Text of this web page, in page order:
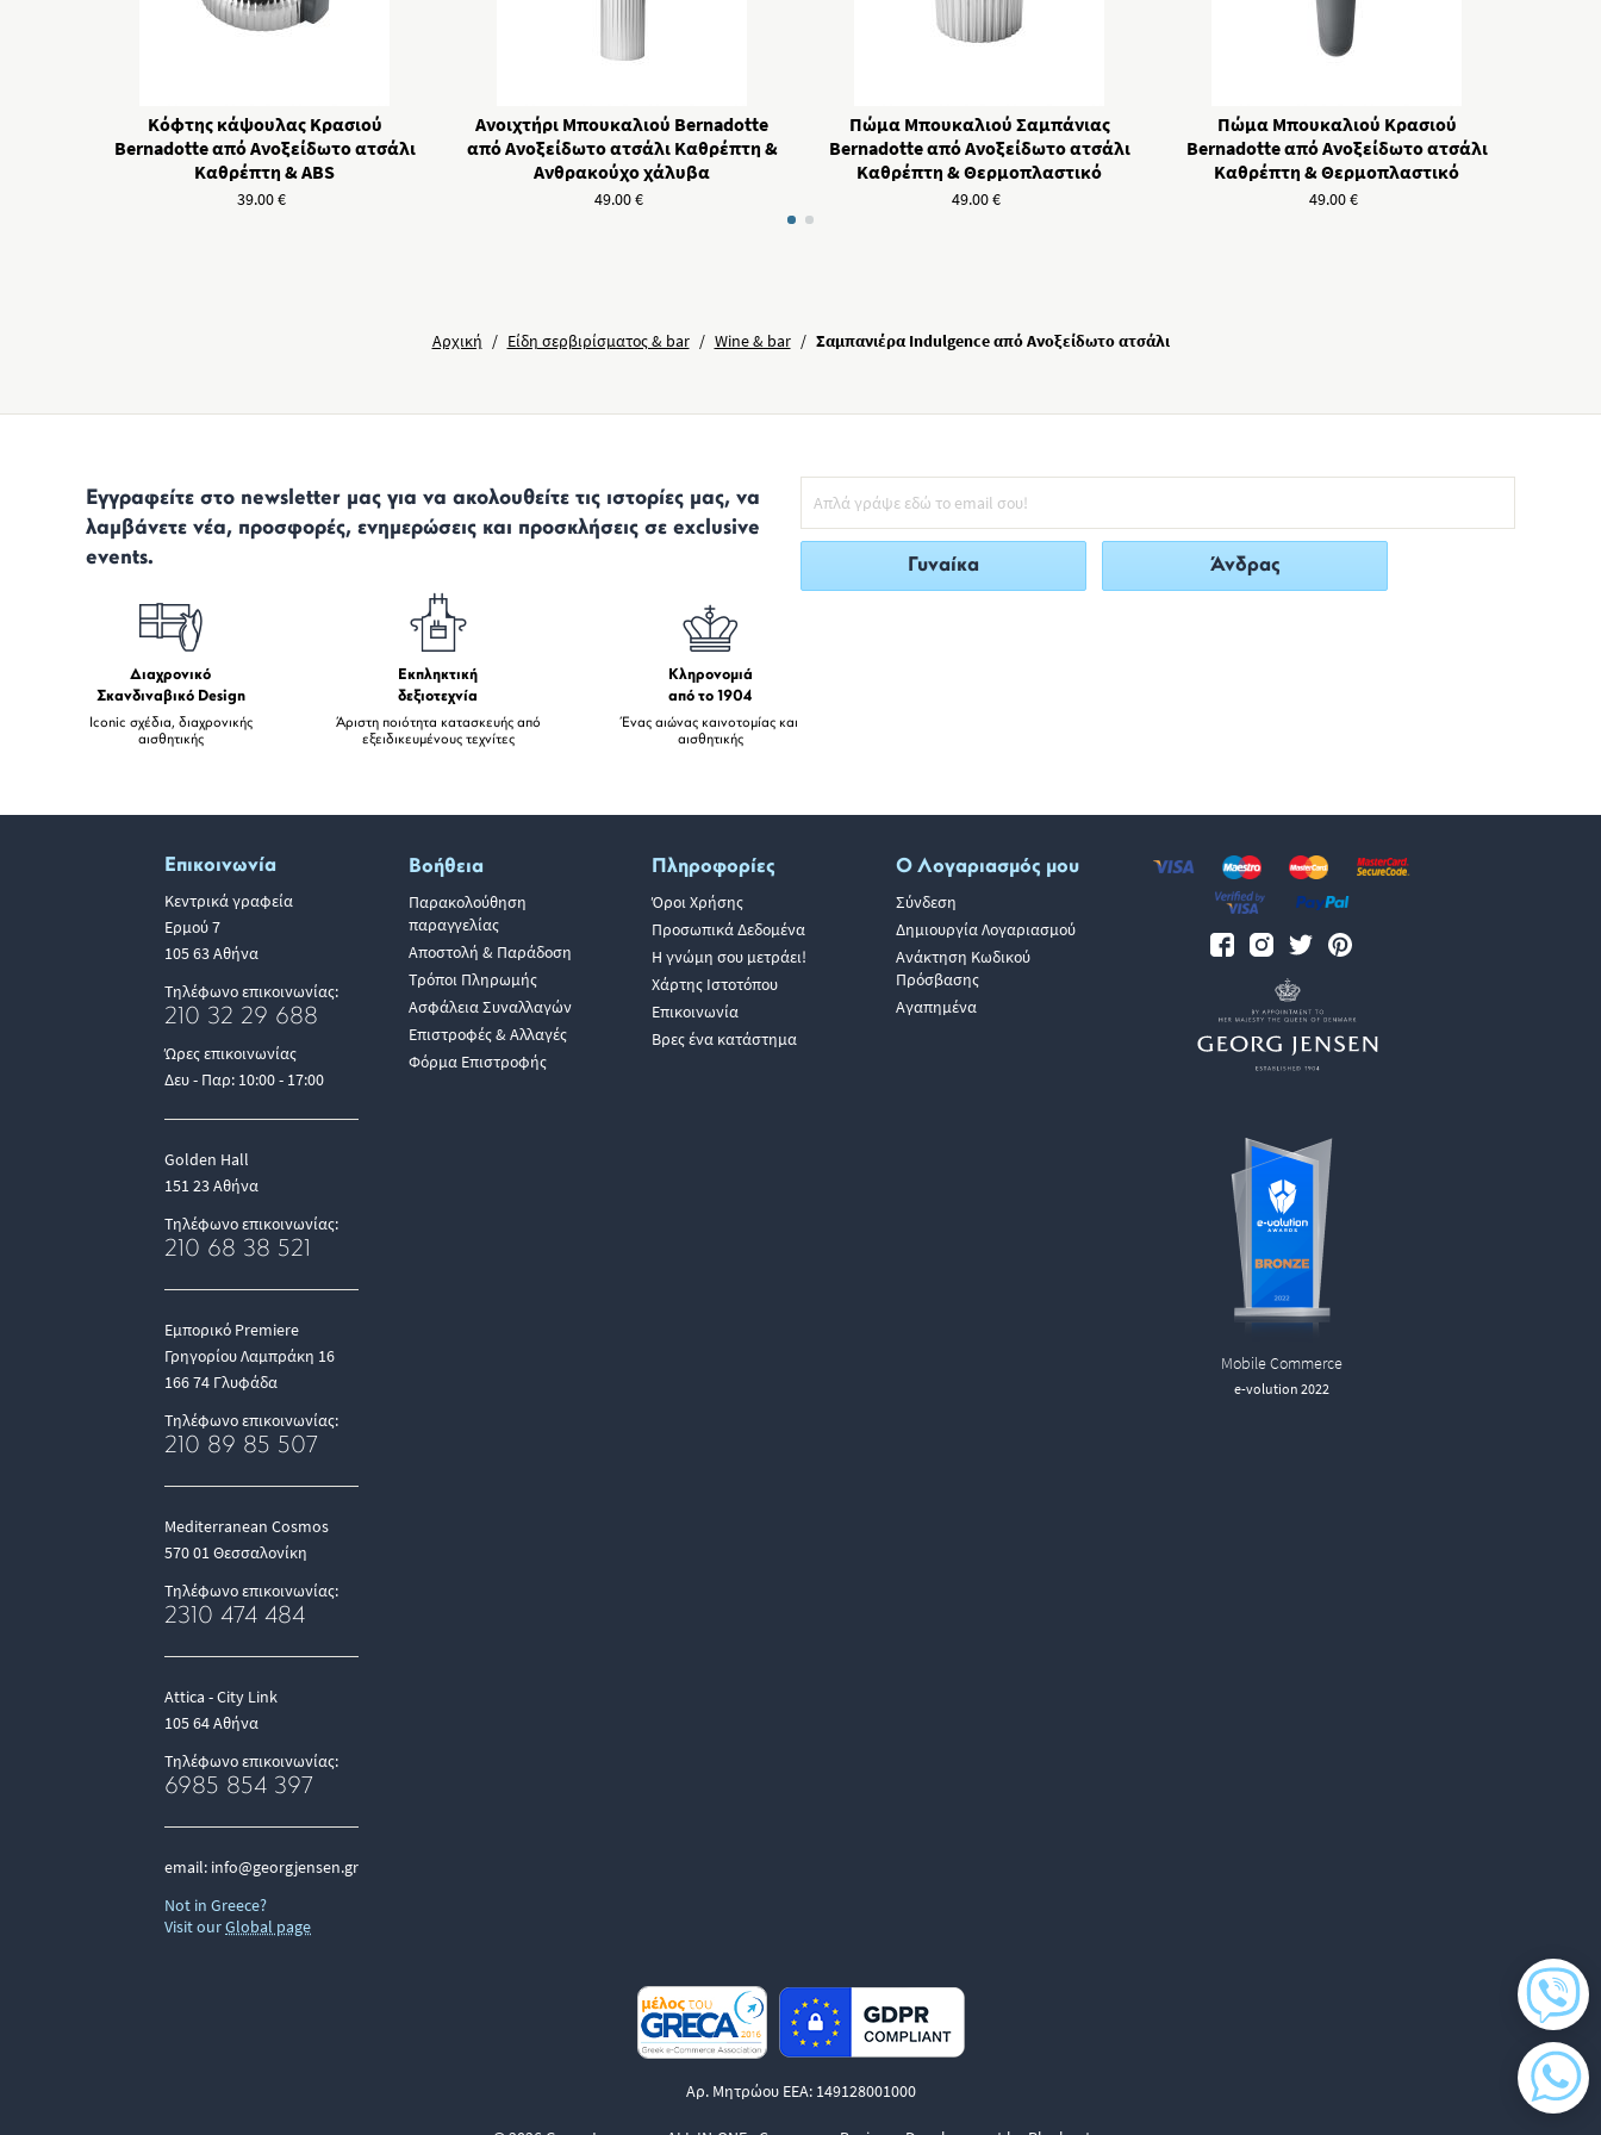
Κόφτης κάψουλας Κρασιού
Bernadotte από Ανοξείδωτο ατσάλι
Καθρέπτη & ABS
39.00€
Aνοιχτήρι Mπουκαλιού Bernadotte
από Ανοξείδωτο ατσάλι Καθρέπτη &
Aνθρακούχο χάλυβα
49.00€
Πώμα Μπουκαλιού Σαμπάνιας
Bernadotte από Ανοξείδωτο ατσάλι
Καθρέπτη & Θερμοπλαστικό
49.00€
Πώμα Μπουκαλιού Κρασιού
Bernadotte από Ανοξείδωτο ατσάλι
Καθρέπτη & Θερμοπλαστικό
49.00€
Αρχική / Είδη σερβιρίσματος & bar / Wine & bar / Σαμπανιέρα Indulgence από Ανοξείδωτο ατσάλι
Εγγραφείτε στο newsletter μας για να ακολουθείτε τις ιστορίες μας, να
λαμβάνετε νέα, προσφορές, ενημερώσεις και προσκλήσεις σε exclusive
events.
Διαχρονικό
Σκανδιναβικό Design
Iconic σχέδια, διαχρονικής
αισθητικής
Εκπληκτική
δεξιοτεχνία
Άριστη ποιότητα κατασκευής από
εξειδικευμένους τεχνίτες
Κληρονομιά
από το 1904
Ένας αιώνας καινοτομίας και
αισθητικής
Γυναίκα Άνδρας
Επικοινωνία
Κεντρικά γραφεία
Ερμού 7
105 63 Αθήνα
Τηλέφωνο επικοινωνίας:
210 32 29 688
Ώρες επικοινωνίας
Δευ - Παρ: 10:00 - 17:00
Golden Hall
151 23 Αθήνα
Τηλέφωνο επικοινωνίας:
210 68 38 521
Εμπορικό Premiere
Γρηγορίου Λαμπράκη 16
166 74 Γλυφάδα
Τηλέφωνο επικοινωνίας:
210 89 85 507
Mediterranean Cosmos
570 01 Θεσσαλονίκη
Τηλέφωνο επικοινωνίας:
2310 474 484
Attica - City Link
105 64 Αθήνα
Τηλέφωνο επικοινωνίας:
6985 854 397
email: info@georgjensen.gr
Not in Greece?
Visit ourGlobal page
Βοήθεια
Παρακολούθηση
παραγγελίας
Αποστολή & Παράδοση
Τρόποι Πληρωμής
Ασφάλεια Συναλλαγών
Επιστροφές & Αλλαγές
Φόρμα Επιστροφής
Πληροφορίες
Όροι Χρήσης
Προσωπικά Δεδομένα
Η γνώμη σου μετράει!
Χάρτης Ιστοτόπου
Επικοινωνία
Βρες ένα κατάστημα
Ο Λογαριασμός μου
Σύνδεση
Δημιουργία Λογαριασμού
Ανάκτηση Κωδικού
Πρόσβασης
Αγαπημένα
Mobile Commerce
e-volution 2022
Αρ. Μητρώου ΕΕΑ: 149128001000